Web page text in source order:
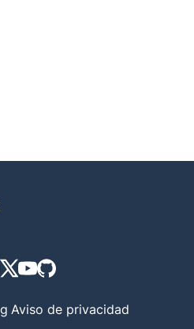
Aviso de privacidad